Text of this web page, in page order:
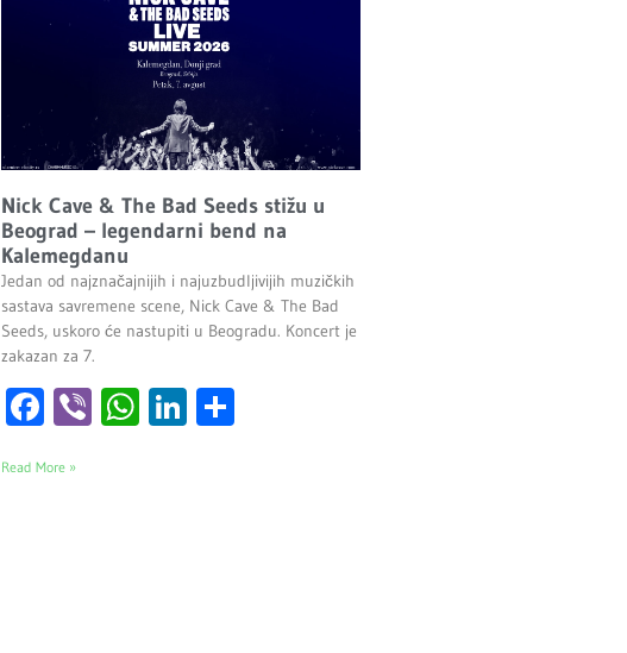
Nick Cave & The Bad Seeds stižu u
Beograd – legendarni bend na
Kalemegdanu
Jedan od najznačajnijih i najuzbudljivijih muzičkih
sastava savremene scene, Nick Cave & The Bad
Seeds, uskoro će nastupiti u Beogradu. Koncert je
zakazan za 7.
Facebook
ViberWhatsApp
LinkedIn
Read More »